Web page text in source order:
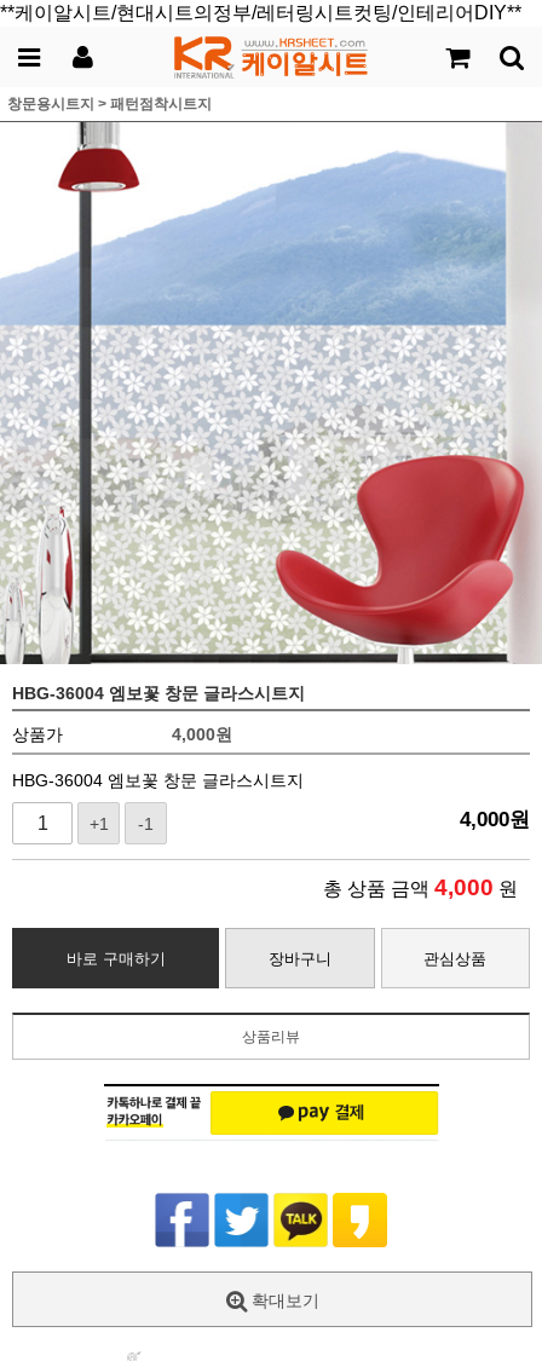
**케이알시트/현대시트의정부/레터링시트컷팅/인테리어DIY**
창문용시트지 > 패턴점착시트지
HBG-36004 엠보꽃 창문 글라스시트지
상품가 4,000원
HBG-36004 엠보꽃 창문 글라스시트지
+1 -1 4,000원
총 상품 금액 4,000 원
바로 구매하기 장바구니 관심상품
상품리뷰
확대보기